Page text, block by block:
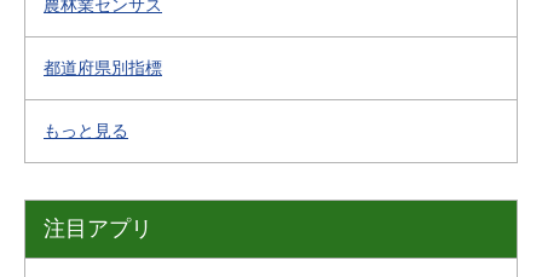
農林業センサス
都道府県別指標
もっと見る
注目アプリ